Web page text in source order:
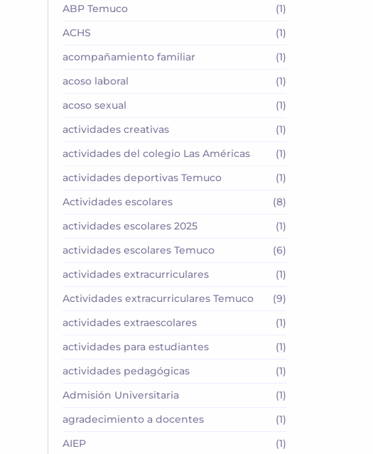
ABP Temuco
(1)
ACHS
(1)
acompañamiento familiar
(1)
acoso laboral
(1)
acoso sexual
(1)
actividades creativas
(1)
actividades del colegio Las Américas
(1)
actividades deportivas Temuco
(1)
Actividades escolares
(8)
actividades escolares 2025
(1)
actividades escolares Temuco
(6)
actividades extracurriculares
(1)
Actividades extracurriculares Temuco
(9)
actividades extraescolares
(1)
actividades para estudiantes
(1)
actividades pedagógicas
(1)
Admisión Universitaria
(1)
agradecimiento a docentes
(1)
AIEP
(1)